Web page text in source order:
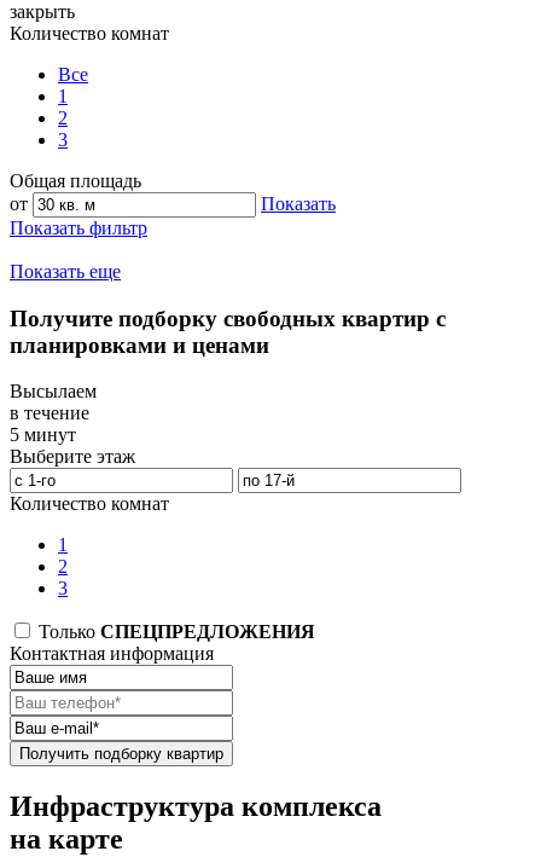
закрыть
Количество комнат
Все
1
2
3
Общая площадь
от
Показать
Показать фильтр
Показать еще
Получите подборку свободных квартир с
планировками и ценами
Высылаем
в течение
5 минут
Выберите этаж
Количество комнат
1
2
3
Только СПЕЦПРЕДЛОЖЕНИЯ
Контактная информация
Получить подборку квартир
Инфраструктура комплекса
на карте